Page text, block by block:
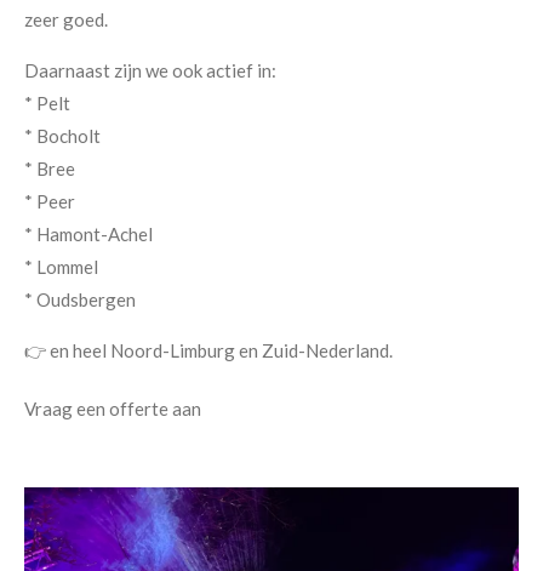
zeer goed.
Daarnaast zijn we ook actief in:
* Pelt
* Bocholt
* Bree
* Peer
* Hamont-Achel
* Lommel
* Oudsbergen
👉 en heel Noord-Limburg en Zuid-Nederland.
Vraag een offerte aan